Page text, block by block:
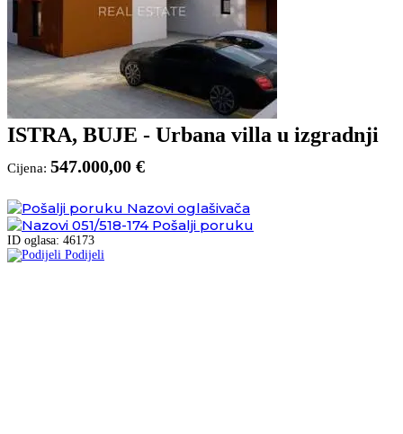
ISTRA, BUJE - Urbana villa u izgradnji
Cijena: 547.000,00 €
Nazovi oglašivača
051/518-174 Pošalji poruku
ID oglasa: 46173
Podijeli